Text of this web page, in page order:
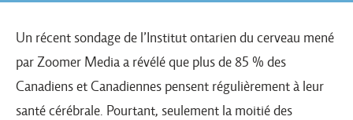
Un récent sondage de l’Institut ontarien du cerveau mené
par Zoomer Media a révélé que plus de 85 % des
Canadiens et Canadiennes pensent régulièrement à leur
santé cérébrale. Pourtant, seulement la moitié des